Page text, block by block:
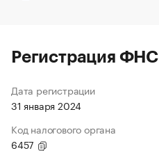
Регистрация ФНС
Дата регистрации
31 января 2024
Код налогового органа
6457